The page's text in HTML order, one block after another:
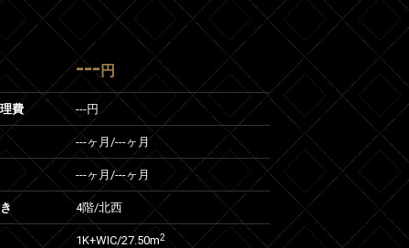
--- 円
費 ---円
---ヶ月 /---ヶ月
---ヶ月 /---ヶ月
4階/北西
1K+WIC/27.50m2